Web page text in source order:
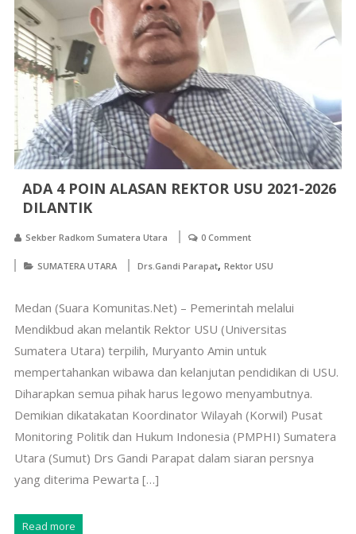
ADA 4 POIN ALASAN REKTOR USU 2021-2026
DILANTIK
Sekber Radkom Sumatera Utara 0 Comment
SUMATERA UTARA Drs.Gandi Parapat, Rektor USU
Medan (Suara Komunitas.Net) – Pemerintah melalui
Mendikbud akan melantik Rektor USU (Universitas
Sumatera Utara) terpilih, Muryanto Amin untuk
mempertahankan wibawa dan kelanjutan pendidikan di USU.
Diharapkan semua pihak harus legowo menyambutnya.
Demikian dikatakatan Koordinator Wilayah (Korwil) Pusat
Monitoring Politik dan Hukum Indonesia (PMPHI) Sumatera
Utara (Sumut) Drs Gandi Parapat dalam siaran persnya
yang diterima Pewarta […]
Read more